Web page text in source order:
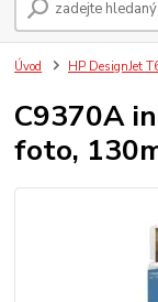
Úvod HP DesignJet
C9370A
foto,